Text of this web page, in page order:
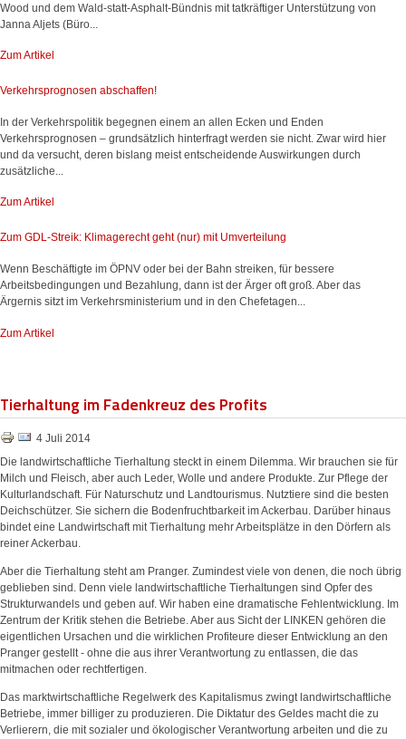
Wood und dem Wald-statt-Asphalt-Bündnis mit tatkräftiger Unterstützung von
Janna Aljets (Büro...
Zum Artikel
Verkehrsprognosen abschaffen!
In der Verkehrspolitik begegnen einem an allen Ecken und Enden
Verkehrsprognosen – grundsätzlich hinterfragt werden sie nicht. Zwar wird hier
und da versucht, deren bislang meist entscheidende Auswirkungen durch
zusätzliche...
Zum Artikel
Zum GDL-Streik: Klimagerecht geht (nur) mit Umverteilung
Wenn Beschäftigte im ÖPNV oder bei der Bahn streiken, für bessere
Arbeitsbedingungen und Bezahlung, dann ist der Ärger oft groß. Aber das
Ärgernis sitzt im Verkehrsministerium und in den Chefetagen...
Zum Artikel
Tierhaltung im Fadenkreuz des Profits
4 Juli 2014
Die landwirtschaftliche Tierhaltung steckt in einem Dilemma. Wir brauchen sie für
Milch und Fleisch, aber auch Leder, Wolle und andere Produkte. Zur Pflege der
Kulturlandschaft. Für Naturschutz und Landtourismus. Nutztiere sind die besten
Deichschützer. Sie sichern die Bodenfruchtbarkeit im Ackerbau. Darüber hinaus
bindet eine Landwirtschaft mit Tierhaltung mehr Arbeitsplätze in den Dörfern als
reiner Ackerbau.
Aber die Tierhaltung steht am Pranger. Zumindest viele von denen, die noch übrig
geblieben sind. Denn viele landwirtschaftliche Tierhaltungen sind Opfer des
Strukturwandels und geben auf. Wir haben eine dramatische Fehlentwicklung. Im
Zentrum der Kritik stehen die Betriebe. Aber aus Sicht der LINKEN gehören die
eigentlichen Ursachen und die wirklichen Profiteure dieser Entwicklung an den
Pranger gestellt - ohne die aus ihrer Verantwortung zu entlassen, die das
mitmachen oder rechtfertigen.
Das marktwirtschaftliche Regelwerk des Kapitalismus zwingt landwirtschaftliche
Betriebe, immer billiger zu produzieren. Die Diktatur des Geldes macht die zu
Verlierern, die mit sozialer und ökologischer Verantwortung arbeiten und die zu